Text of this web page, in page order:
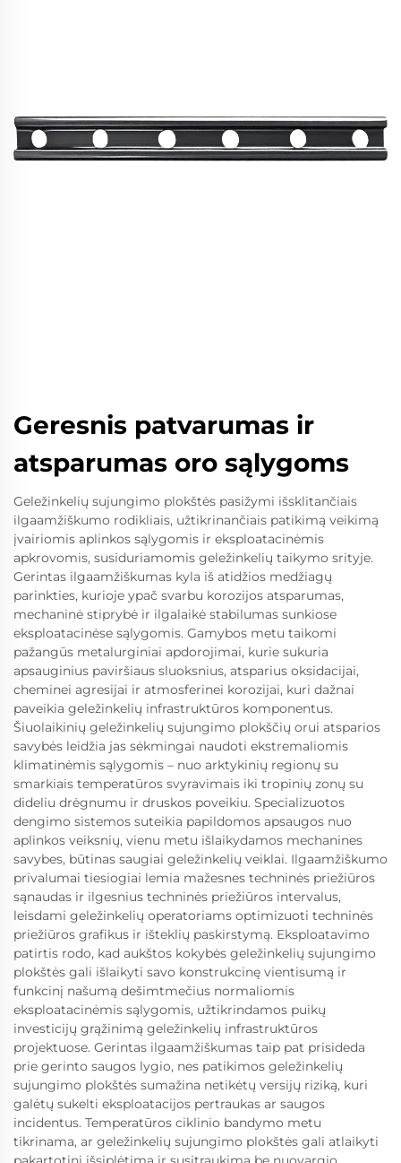
Geresnis patvarumas ir
atsparumas oro sąlygoms
Geležinkelių sujungimo plokštės pasižymi išsklitančiais
ilgaamžiškumo rodikliais, užtikrinančiais patikimą veikimą
įvairiomis aplinkos sąlygomis ir eksploatacinėmis
apkrovomis, susiduriamomis geležinkelių taikymo srityje.
Gerintas ilgaamžiškumas kyla iš atidžios medžiagų
parinkties, kurioje ypač svarbu korozijos atsparumas,
mechaninė stiprybė ir ilgalaikė stabilumas sunkiose
eksploatacinėse sąlygomis. Gamybos metu taikomi
pažangūs metalurginiai apdorojimai, kurie sukuria
apsauginius paviršiaus sluoksnius, atsparius oksidacijai,
cheminei agresijai ir atmosferinei korozijai, kuri dažnai
paveikia geležinkelių infrastruktūros komponentus.
Šiuolaikinių geležinkelių sujungimo plokščių orui atsparios
savybės leidžia jas sėkmingai naudoti ekstremaliomis
klimatinėmis sąlygomis – nuo arktykinių regionų su
smarkiais temperatūros svyravimais iki tropinių zonų su
dideliu drėgnumu ir druskos poveikiu. Specializuotos
dengimo sistemos suteikia papildomos apsaugos nuo
aplinkos veiksnių, vienu metu išlaikydamos mechanines
savybes, būtinas saugiai geležinkelių veiklai. Ilgaamžiškumo
privalumai tiesiogiai lemia mažesnes techninės priežiūros
sąnaudas ir ilgesnius techninės priežiūros intervalus,
leisdami geležinkelių operatoriams optimizuoti techninės
priežiūros grafikus ir išteklių paskirstymą. Eksploatavimo
patirtis rodo, kad aukštos kokybės geležinkelių sujungimo
plokštės gali išlaikyti savo konstrukcinę vientisumą ir
funkcinį našumą dešimtmečius normaliomis
eksploatacinėmis sąlygomis, užtikrindamos puikų
investicijų grąžinimą geležinkelių infrastruktūros
projektuose. Gerintas ilgaamžiškumas taip pat prisideda
prie gerinto saugos lygio, nes patikimos geležinkelių
sujungimo plokštės sumažina netikėtų versijų riziką, kuri
galėtų sukelti eksploatacijos pertraukas ar saugos
incidentus. Temperatūros ciklinio bandymo metu
tikrinama, ar geležinkelių sujungimo plokštės gali atlaikyti